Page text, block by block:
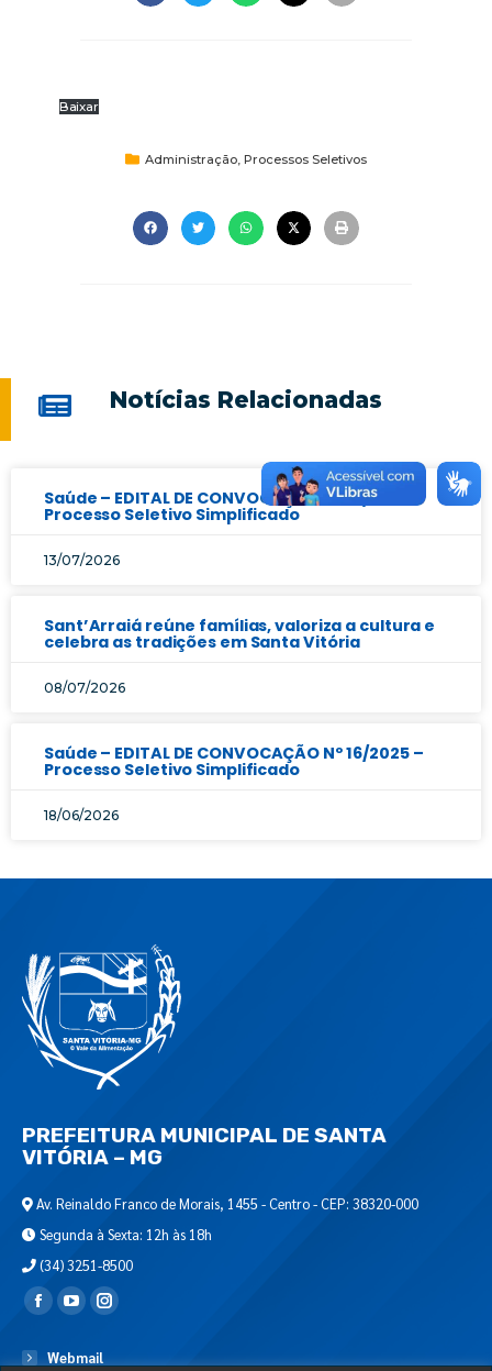
Baixar
Administração Processos Seletivos
Notícias Relacionadas
Saúde – EDITAL DE CONVOCAÇÃO Nº 17/2025 –
Processo Seletivo Simplificado
13/07/2026
Sant’Arraiá reúne famílias, valoriza a cultura e
celebra as tradições em Santa Vitória
08/07/2026
Saúde – EDITAL DE CONVOCAÇÃO Nº 16/2025 –
Processo Seletivo Simplificado
18/06/2026
PREFEITURA MUNICIPAL DE SANTA
VITÓRIA – MG
Av. Reinaldo Franco de Morais, 1455 - Centro - CEP: 38320-000
Segunda à Sexta: 12h às 18h
(34) 3251-8500
Encontre-nos em:
Webmail